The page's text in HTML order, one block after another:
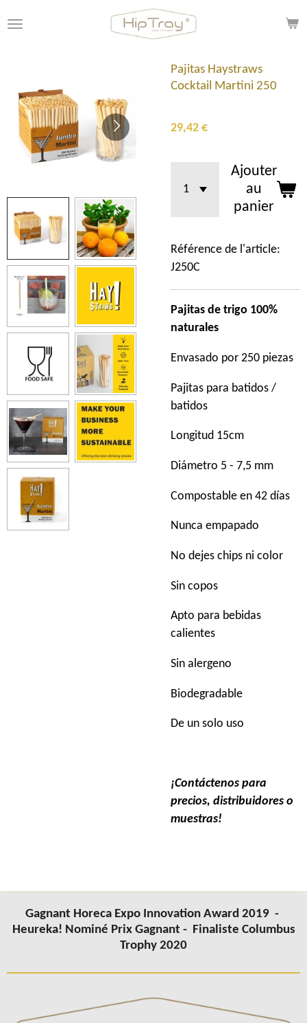
au
Pajitas Haystraws
Cocktail Martini 250
29,42 €
Ajouter
au
panier
Référence de l'article:
J250C
Pajitas de trigo 100%
naturales
Envasado por 250 piezas
Pajitas para batidos /
batidos
Longitud 15cm
Diámetro 5 - 7,5 mm
Compostable en 42 días
Nunca empapado
No dejes chips ni color
Sin copos
Apto para bebidas
calientes
Sin alergeno
Biodegradable
De un solo uso
¡Contáctenos para
precios, distribuidores o
muestras!
Gagnant Horeca Expo Innovation Award 2019 -
Heureka! Nominé Prix Gagnant - Finaliste Columbus
Trophy 2020